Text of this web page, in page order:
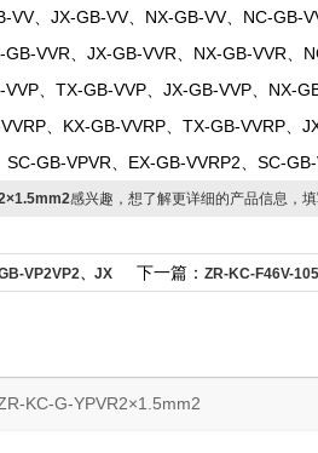
VV、JX-GB-VV、NX-GB-VV、NC-GB-
VVR、JX-GB-VVR、NX-GB-VVR、
、TX-GB-VVP、JX-GB-VVP、NX-
、KX-GB-VVRP、TX-GB-VVRP、
GB-VPVR、EX-GB-VVRP2、SC-
感兴趣，想了解更详细的产品信息，
VP2VP2、JX 下一篇： ZR-KC-F46V-